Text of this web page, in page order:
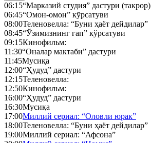
06:15“Марказий студия” дастури (такрор)
06:45“Омон-омон” кўрсатуви
08:00Теленовелла: “Буни ҳаёт дейдилар”
08:45“Ўзимизнинг гап” кўрсатуви
09:15Кинофильм:
11:30“Оналар мактаби” дастури
11:45Мусиқа
12:00“Ҳудуд” дастури
12:15Теленовелла:
12:50Кинофильм:
16:00“Ҳудуд” дастури
16:30Мусиқа
17:00Миллий сериал: “Оловли юрак”
18:00Теленовелла: “Буни ҳаёт дейдилар”
19:00Миллий сериал: “Афсона”